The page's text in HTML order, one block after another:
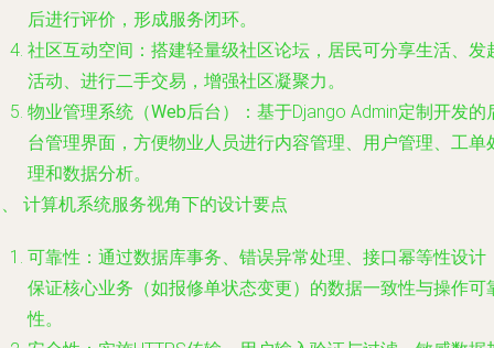
后进行评价，形成服务闭环。
社区互动空间 ：搭建轻量级社区论坛，居民可分享生活、发
活动、进行二手交易，增强社区凝聚力。
物业管理系统（Web后台）
：基于Django Admin定制开发的
台管理界面，方便物业人员进行内容管理、用户管理、工单
理和数据分析。
计算机系统服务视角下的设计要点
可靠性 ：通过数据库事务、错误异常处理、接口幂等性设计
保证核心业务（如报修单状态变更）的数据一致性与操作可
性。